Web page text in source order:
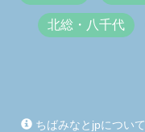
北総・八千代
ちばみなとjpについて